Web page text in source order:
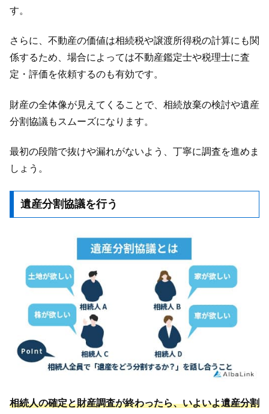
す。
さらに、不動産の価値は相続税や譲渡所得税の計算にも関
係するため、場合によっては不動産鑑定士や税理士に査
定・評価を依頼するのも有効です。
財産の全体像が見えてくることで、相続放棄の検討や遺産
分割協議もスムーズになります。
最初の段階で抜けや漏れがないよう、丁寧に調査を進めま
しょう。
遺産分割協議を行う
相続人の確定と財産調査が終わったら、いよいよ遺産分割